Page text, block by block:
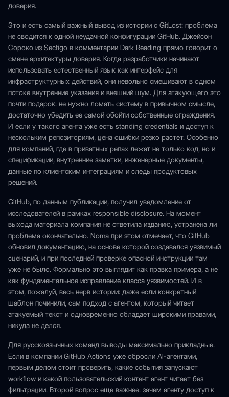
доверия.
Это и есть самый важный вывод из истории с GitLost: проблема
не сводится к одной неудачной конфигурации GitHub. Джейсон
Сороко из Sectigo в комментарии Dark Reading прямо говорит о
смене архитектуры доверия. Когда разработчики начинают
использовать естественный язык как интерфейс для
инфраструктурных действий, они невольно смешивают в одном
потоке внутренние указания и внешний шум. Для атакующего это
почти подарок: не нужно ломать систему в привычном смысле,
достаточно убедить ее самой обойти собственные ограждения.
И если у такого агента уже есть standing credentials и доступ к
нескольким репозиториям, цена ошибки резко растет. Особенно
для компаний, где в приватных репах лежат не только код, но и
спецификации, внутренние заметки, инженерные документы,
данные по клиентским интеграциям и следы продуктовых
решений.
GitHub, по данным публикации, получил уведомление от
исследователей в рамках responsible disclosure. На момент
выхода материала компания не ответила изданию, устранена ли
проблема окончательно. Noma при этом отмечает, что GitHub
обновил документацию, на основе которой создавался уязвимый
сценарий, и при последней проверке опасной инструкции там
уже не было. Формально это выглядит как правка примера, а не
как фундаментальное исправление класса уязвимостей. И в
этом, пожалуй, весь нерв истории: даже если конкретный
шаблон починили, сам подход с агентом, который читает
атакуемый текст и одновременно обладает широкими правами,
никуда не делся.
Для русскоязычных команд выводы максимально прикладные.
Если в компании GitHub Actions уже обросли AI-агентами,
первым делом стоит проверить, какие события запускают
workflow и какой пользовательский контент агент читает без
фильтрации. Второй вопрос еще важнее: зачем агенту доступ к